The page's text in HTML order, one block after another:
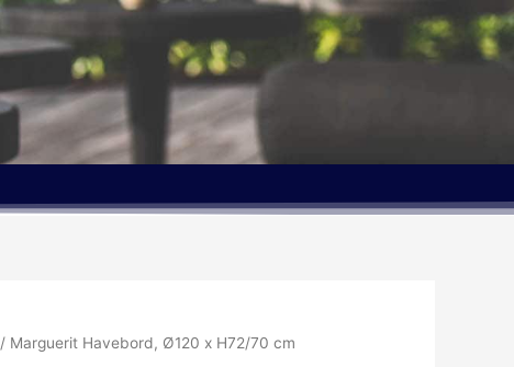
/ Marguerit Havebord, Ø120 x H72/70 cm